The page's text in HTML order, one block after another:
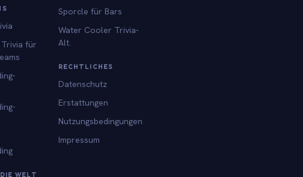
für
WELT
Sporcle für Bars
Water Cooler Trivia-
Alt.
RECHTLICHES
Datenschutz
Erstattungen
Nutzungsbedingungen
Impressum